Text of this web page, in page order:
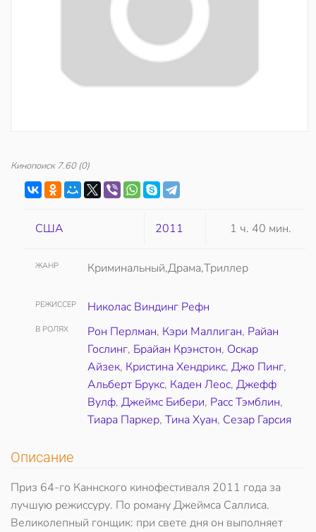
Кинопоиск 7.60(0)
США 2011 1 ч. 40 мин.
ЖАНР Криминальный,Драма,Триллер
РЕЖИССЕР Николас Виндинг Рефн
В РОЛЯХ Рон Перлман, Кэри Маллиган, Райан
Гослинг, Брайан Крэнстон, Оскар
Айзек, Кристина Хендрикс, Джо Пинг,
Альберт Брукс, Каден Леос, Джефф
Вулф, Джеймс Бибери, Расс Тэмблин,
Тиара Паркер, Тина Хуан, Сезар Гарсия
Описание
Приз 64-го Каннского кинофестиваля 2011 года за
лучшую режиссуру. По роману Джеймса Саллиса.
Великолепный гонщик: при свете дня он выполняет